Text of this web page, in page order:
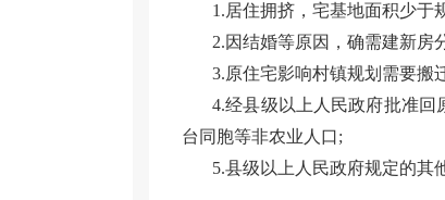
1.居住拥挤，宅基地面积少于
2.因结婚等原因，确需建新房
3.原住宅影响村镇规划需要搬
4.经县级以上人民政府批准
台同胞等非农业人口;
5.县级以上人民政府规定的其